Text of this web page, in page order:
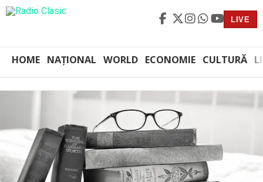
LIVE
HOME NAȚIONAL WORLD ECONOMIE CULTURĂ